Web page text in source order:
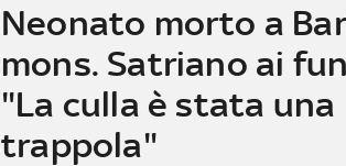
Neonato morto a
mons. Satriano ai
"La culla è stata una
trappola"